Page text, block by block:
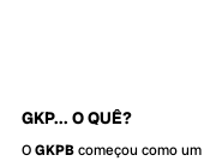
GKP... O QUÊ?
OGKPBcomeçou como um